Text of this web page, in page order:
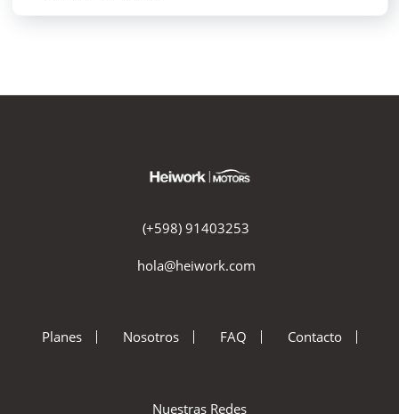
(+598) 91403253
hola@heiwork.com
Planes Nosotros FAQ Contacto
Nuestras Redes